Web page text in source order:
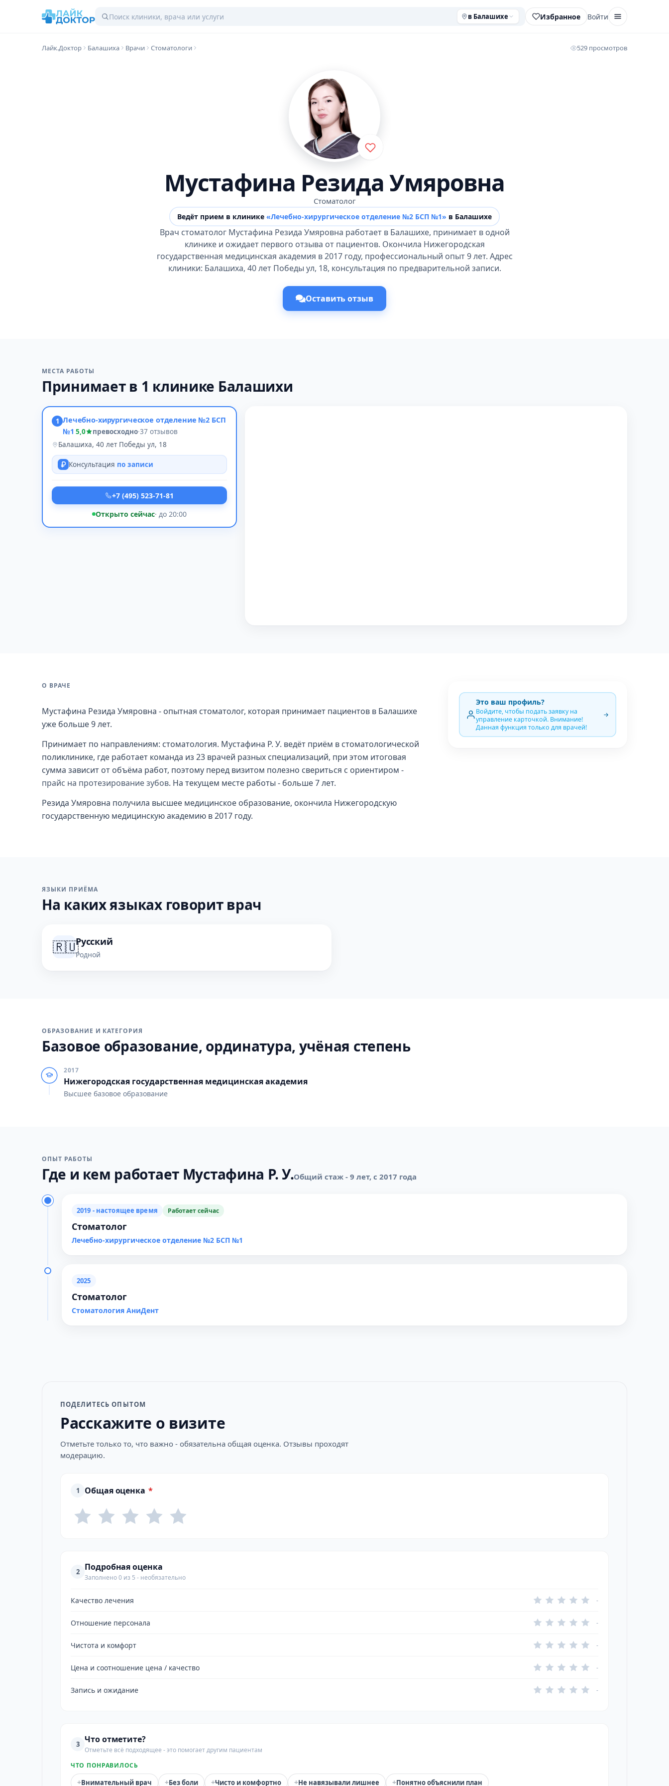
в Балашихе Избранное Войти
Лайк.Доктор Балашиха Врачи Стоматологи 529 просмотров
Мустафина Резида Умяровна
Стоматолог
Ведёт прием в клинике «Лечебно-хирургическое отделение №2 БСП №1» в Балашихе
Врач стоматолог Мустафина Резида Умяровна работает в Балашихе, принимает в одной
клинике и ожидает первого отзыва от пациентов. Окончила Нижегородская
государственная медицинская академия в 2017 году, профессиональный опыт 9 лет. Адрес
клиники: Балашиха, 40 лет Победы ул, 18, консультация по предварительной записи.
Оставить отзыв
МЕСТА РАБОТЫ
Принимает в 1 клинике Балашихи
1 Лечебно-хирургическое отделение №2 БСП
№1 5,0 превосходно·37 отзывов
Балашиха, 40 лет Победы ул, 18
Консультация по записи
+7 (495) 523-71-81
Открыто сейчас· до 20:00
О ВРАЧЕ
Мустафина Резида Умяровна - опытная стоматолог, которая принимает пациентов в Балашихе
уже больше 9 лет.
Принимает по направлениям: стоматология. Мустафина Р. У. ведёт приём в стоматологической
поликлинике, где работает команда из 23 врачей разных специализаций, при этом итоговая
сумма зависит от объёма работ, поэтому перед визитом полезно свериться с ориентиром -
прайс на протезирование зубов. На текущем месте работы - больше 7 лет.
Резида Умяровна получила высшее медицинское образование, окончила Нижегородскую
государственную медицинскую академию в 2017 году.
Это ваш профиль?
Войдите, чтобы подать заявку на
управление карточкой. Внимание!
Данная функция только для врачей!
ЯЗЫКИ ПРИЁМА
На каких языках говорит врач
🇷🇺Русский
Родной
ОБРАЗОВАНИЕ И КАТЕГОРИЯ
Базовое образование, ординатура, учёная степень
2017
Нижегородская государственная медицинская академия
Высшее базовое образование
ОПЫТ РАБОТЫ
Где и кем работает Мустафина Р. У.Общий стаж - 9 лет, с 2017 года
2019 - настоящее время Работает сейчас
Стоматолог
Лечебно-хирургическое отделение №2 БСП №1
2025
Стоматолог
Стоматология АниДент
ПОДЕЛИТЕСЬ ОПЫТОМ
Расскажите о визите
Отметьте только то, что важно - обязательна общая оценка. Отзывы проходят
модерацию.
1 Общая оценка *
2 Подробная оценка
Заполнено 0 из 5 - необязательно
Качество лечения -
Отношение персонала -
Чистота и комфорт -
Цена и соотношение цена / качество -
Запись и ожидание -
3 Что отметите?
Отметьте всё подходящее - это помогает другим пациентам
ЧТО ПОНРАВИЛОСЬ
+Внимательный врач +Без боли +Чисто и комфортно +Не навязывали лишнее +Понятно объяснили план